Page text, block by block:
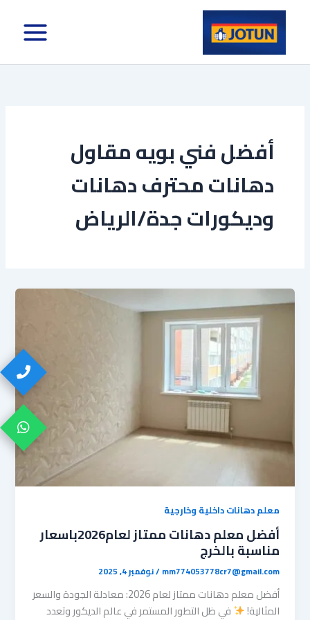
المحتوى
أفضل فني بويه مقاول
دهانات محترف دهانات
وديكورات جدة/الرياض
معلم دهانات داخلية وخارجية
أفضل معلم دهانات ممتاز لعام2026باسعار
مناسبة بالخرج
mm774053778cr7@gmail.com
/نوفمبر 4, 2025
​أفضل معلم دهانات ممتاز لعام 2026: معادلة الجودة والسعر
المثالية!
​في ظل التطور المستمر في عالم الديكور وتعدد